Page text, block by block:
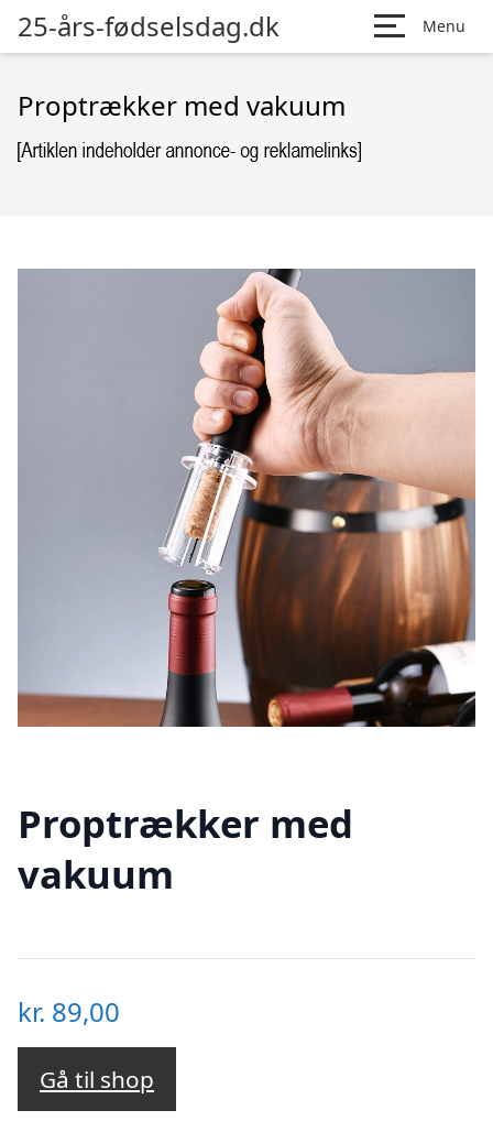
25-års-fødselsdag.dk Menu
Proptrækker med vakuum
Proptrækker med
vakuum
kr. 89,00
Gå til shop